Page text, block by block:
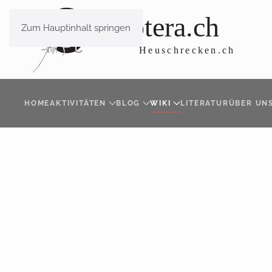
Zum Hauptinhalt springen
HOMEAKTIVITÄTEN BLOG WIKI LITERATUR ÜBER UNS